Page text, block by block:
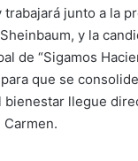
junto a la
y la
de “Sigamos
que se
bienestar llegue